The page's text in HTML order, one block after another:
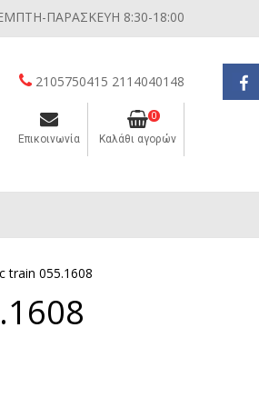
ΠΑΡΑΣΚΕΥΗ 8:30-18:00
2105750415 2114040148
Επικοινωνία
0
Καλάθι αγορών
train 055.1608